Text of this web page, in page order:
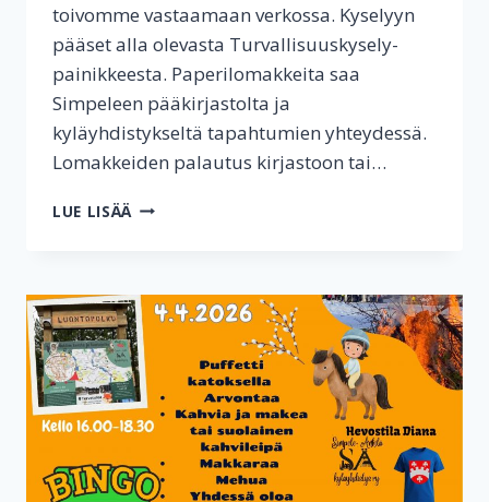
toivomme vastaamaan verkossa. Kyselyyn
pääset alla olevasta Turvallisuuskysely-
painikkeesta. Paperilomakkeita saa
Simpeleen pääkirjastolta ja
kyläyhdistykseltä tapahtumien yhteydessä.
Lomakkeiden palautus kirjastoon tai…
LUE LISÄÄ SIMPELE-